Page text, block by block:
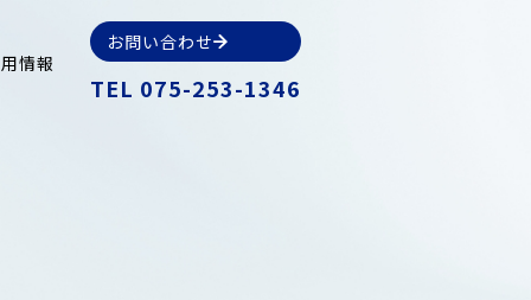
情報
お問い合わせ
TEL 075-253-1346